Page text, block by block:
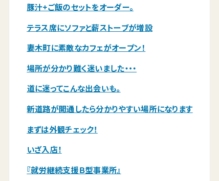
豚汁+ご飯のセットをオーダー。
テラス席にソファと薪ストーブが増設
妻木町に素敵なカフェがオープン！
場所が分かり難く迷いました・・・
道に迷ってこんな出会いも。
新道路が開通したら分かりやすい場所になります
まずは外観チェック！
いざ入店！
『就労継続支援Ｂ型事業所』